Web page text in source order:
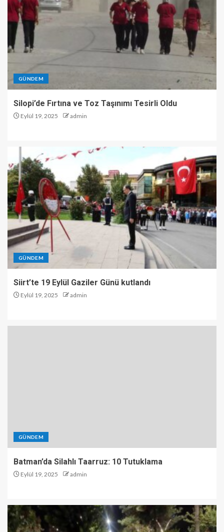
GÜNDEM
Silopi’de Fırtına ve Toz Taşınımı Tesirli Oldu
Eylül 19, 2025 admin
GÜNDEM
Siirt’te 19 Eylül Gaziler Günü kutlandı
Eylül 19, 2025 admin
GÜNDEM
Batman’da Silahlı Taarruz: 10 Tutuklama
Eylül 19, 2025 admin